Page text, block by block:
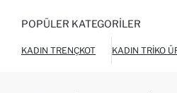
POPÜLER KATEGORILER
KADIN TRENÇKOT KADIN TRIKO